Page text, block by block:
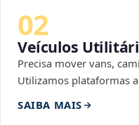
02
Veículos
Precisa mover vans,
Utilizamos plataformas
SAIBA MAIS